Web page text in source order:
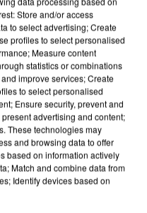
LES REFUGES
Store and/or access
to select advertising; Create
profiles to select personalised
Measure content
statistics or combinations
improve services; Create
to select personalised
Ensure security, prevent and
advertising and content;
These technologies may
and browsing data to offer
based on information actively
Match and combine data from
Identify devices based on